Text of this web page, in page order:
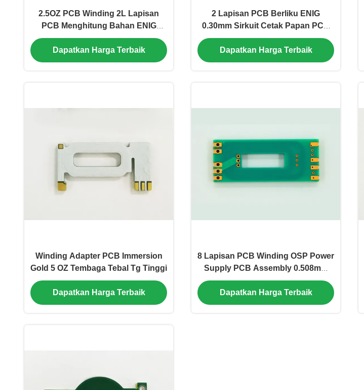
2.5OZ PCB Winding 2L Lapisan
PCB Menghitung Bahan ENIG
0.30mm S1141
Dapatkan Harga Terbaik
2 Lapisan PCB Berliku ENIG
0.30mm Sirkuit Cetak Papan PCB
S1141
Dapatkan Harga Terbaik
Winding Adapter PCB Immersion
Gold 5 OZ Tembaga Tebal Tg Tinggi
Dapatkan Harga Terbaik
8 Lapisan PCB Winding OSP Power
Supply PCB Assembly 0.508mm
S1000-2
Dapatkan Harga Terbaik